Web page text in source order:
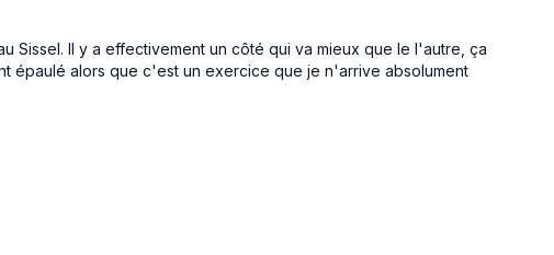
Sissel. Il y a effectivement un côté qui va mieux que le l'autre, ça
épaulé alors que c'est un exercice que je n'arrive absolument